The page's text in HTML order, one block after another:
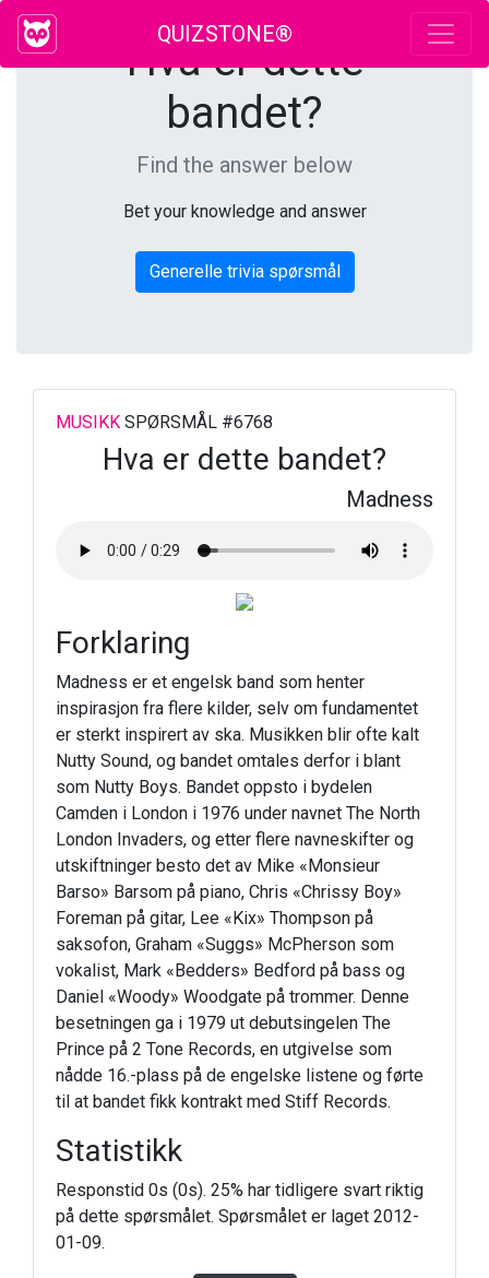
QUIZSTONE®
Hva er dette
bandet?
Find the answer below
Bet your knowledge and answer
Generelle trivia spørsmål
MUSIKK SPØRSMÅL #6768
Hva er dette bandet?
Madness
Forklaring
Madness er et engelsk band som henter
inspirasjon fra flere kilder, selv om fundamentet
er sterkt inspirert av ska. Musikken blir ofte kalt
Nutty Sound, og bandet omtales derfor i blant
som Nutty Boys. Bandet oppsto i bydelen
Camden i London i 1976 under navnet The North
London Invaders, og etter flere navneskifter og
utskiftninger besto det av Mike «Monsieur
Barso» Barsom på piano, Chris «Chrissy Boy»
Foreman på gitar, Lee «Kix» Thompson på
saksofon, Graham «Suggs» McPherson som
vokalist, Mark «Bedders» Bedford på bass og
Daniel «Woody» Woodgate på trommer. Denne
besetningen ga i 1979 ut debutsingelen The
Prince på 2 Tone Records, en utgivelse som
nådde 16.-plass på de engelske listene og førte
til at bandet fikk kontrakt med Stiff Records.
Statistikk
Responstid 0s (0s). 25% har tidligere svart riktig
på dette spørsmålet. Spørsmålet er laget 2012-
01-09.